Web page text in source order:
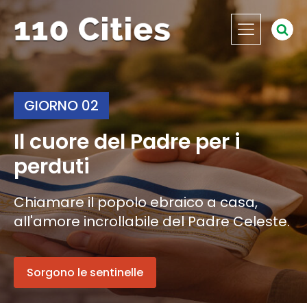
GIORNO 02
Il cuore del Padre per i
perduti
Chiamare il popolo ebraico a casa,
all'amore incrollabile del Padre Celeste.
Sorgono le sentinelle